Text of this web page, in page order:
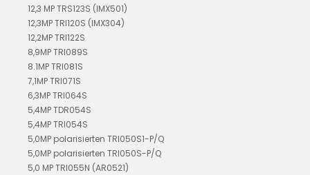
12,3 MP TRS123S (IMX501)
12,3MP TRI120S (IMX304)
12,2MP TRI122S
8,9MP TRI089S
8.1MP TRI081S
7,1MP TRI071S
6,3MP TRI064S
5,4MP TDR054S
5,4MP TRI054S
5,0MP polarisierten TRI050S1-P/Q
5,0MP polarisierten TRI050S-P/Q
5,0 MP TRI055N (AR0521)